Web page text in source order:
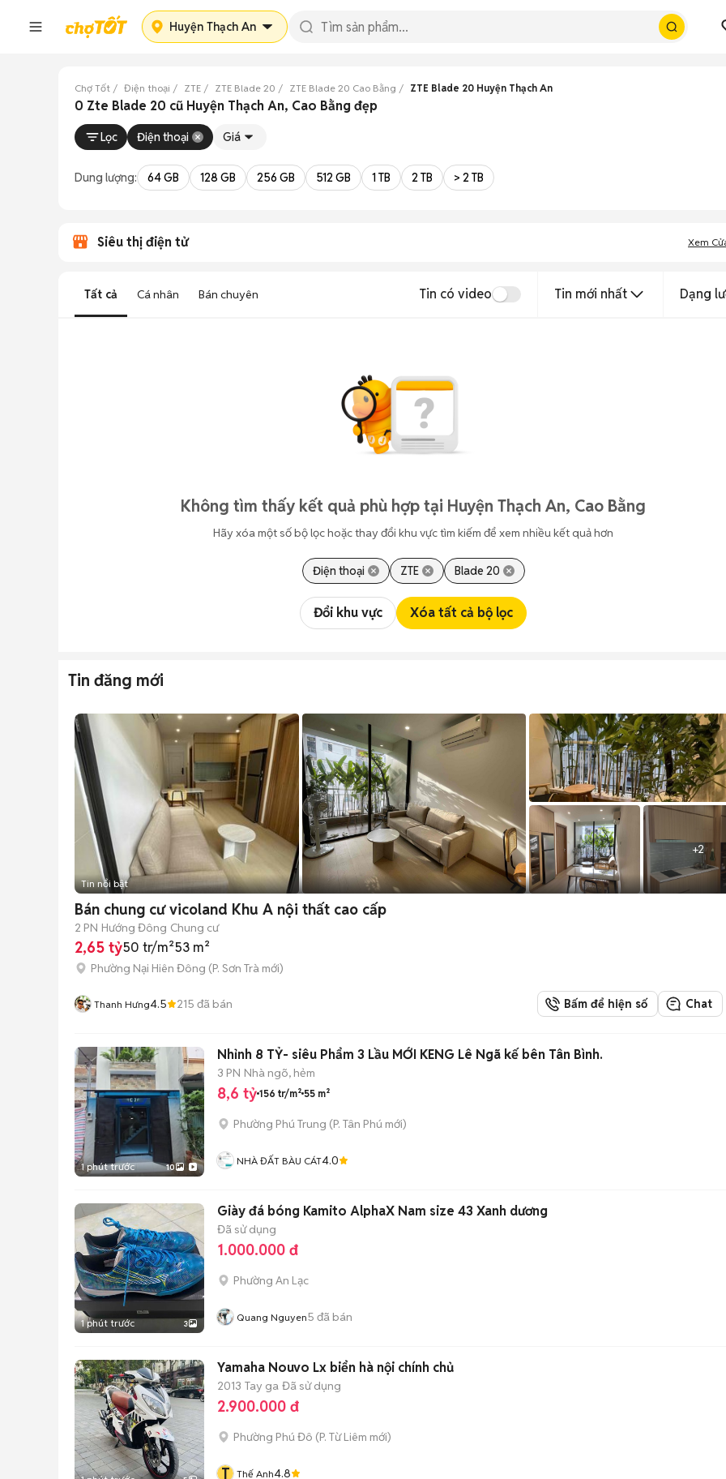
Huyện Thạch An
Chợ Tốt Điện thoại ZTE ZTE Blade 20 ZTE Blade 20 Cao Bằng ZTE Blade 20 Huyện Thạch An
0 Zte Blade 20 cũ Huyện Thạch An, Cao Bằng đẹp
Lọc Điện thoại Giá
Dung lượng: 64 GB 128 GB 256 GB 512 GB 1 TB 2 TB > 2 TB
Siêu thị điện tử Xem
Tất cả Cá nhân Bán chuyên Tin có video Tin mới nhất Dạng
Không tìm thấy kết quả phù hợp tại Huyện Thạch An, Cao Bằng
Hãy xóa một số bộ lọc hoặc thay đổi khu vực tìm kiếm để xem nhiều kết quả hơn
Điện thoại ZTE Blade 20
Đổi khu vực Xóa tất cả bộ lọc
Tin đăng mới
+2
Tin nổi bật
Bán chung cư vicoland Khu A nội thất cao cấp
2 PN Hướng Đông Chung cư
2,65 tỷ50 tr/m²53 m²
Phường Nại Hiên Đông (P. Sơn Trà mới)
Thanh Hưng4.5 215 đã bán Bấm để hiện số Chat
1 phút trước 10
Nhỉnh 8 TỶ- siêu Phẩm 3 Lầu MỚI KENG Lê Ngã kế bên Tân Bình.
3 PN Nhà ngõ, hẻm
8,6 tỷ 156 tr/m² 55 m²
Phường Phú Trung (P. Tân Phú mới)
NHÀ ĐẤT BÀU CÁT4.0
1 phút trước 3
Giày đá bóng Kamito AlphaX Nam size 43 Xanh dương
Đã sử dụng
1.000.000 đ
Phường An Lạc
Quang Nguyen5 đã bán
Yamaha Nouvo Lx biển hà nội chính chủ
2013 Tay ga Đã sử dụng
2.900.000 đ
Phường Phú Đô (P. Từ Liêm mới)
T Thế Anh4.8